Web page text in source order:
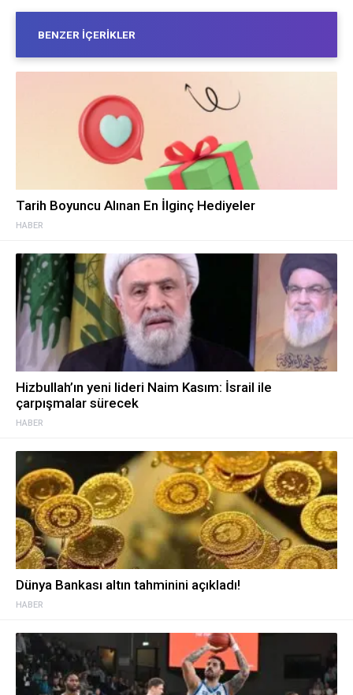
BENZER İÇERIKLER
HABER
Tarih Boyuncu Alınan En İlginç Hediyeler
HABER
Hizbullah’ın yeni lideri Naim Kasım: İsrail ile
çarpışmalar sürecek
HABER
Dünya Bankası altın tahminini açıkladı!